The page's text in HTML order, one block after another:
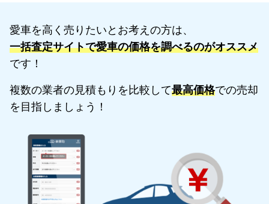
愛車を高く売りたいとお考えの方は、
一括査定サイトで愛車の価格を調べるのがオススメ
です！
複数の業者の見積もりを比較して最高価格での売却
を目指しましょう！